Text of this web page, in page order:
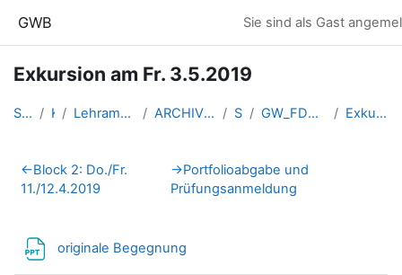
GWB Sie sind als Gast
Exkursion am Fr. 3.5.2019
Startseite Kurse Lehramtsausbildung GW im Clust... ARCHIV - Lehrveranstaltungen a... SS 2019 GW_FDnawiGeo_2019ss_Klappacher Exkursion am Fr. 3.5.2019
Abschnittsübersicht
←Block 2: Do./Fr.
11./12.4.2019
→Portfolioabgabe und
Prüfungsanmeldung
originale Begegnung